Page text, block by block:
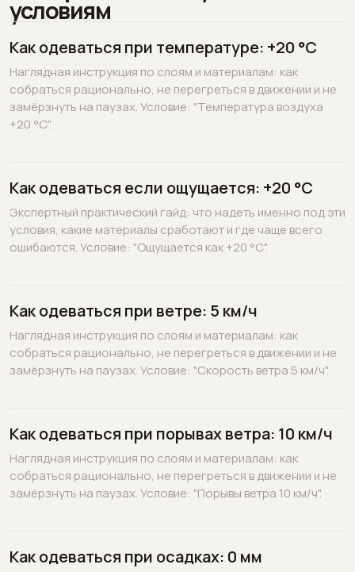
условиям
Как одеваться при температуре: +20 °C
Наглядная инструкция по слоям и материалам: как
собраться рационально, не перегреться в движении и не
замёрзнуть на паузах. Условие: "Температура воздуха
+20 °C".
Как одеваться если ощущается: +20 °C
Экспертный практический гайд: что надеть именно под эти
условия, какие материалы сработают и где чаще всего
ошибаются. Условие: "Ощущается как +20 °C".
Как одеваться при ветре: 5 км/ч
Наглядная инструкция по слоям и материалам: как
собраться рационально, не перегреться в движении и не
замёрзнуть на паузах. Условие: "Скорость ветра 5 км/ч".
Как одеваться при порывах ветра: 10 км/ч
Наглядная инструкция по слоям и материалам: как
собраться рационально, не перегреться в движении и не
замёрзнуть на паузах. Условие: "Порывы ветра 10 км/ч".
Как одеваться при осадках: 0 мм